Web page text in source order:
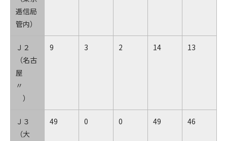
逓信局
管内）
Ｊ２
（名古
屋
〃
）
9 3 2 14 13
Ｊ３
（大
49 0 0 49 46